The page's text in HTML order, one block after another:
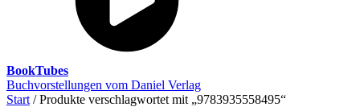
BookTubes
Buchvorstellungen vom Daniel Verlag
Start / Produkte verschlagwortet mit „9783935558495“